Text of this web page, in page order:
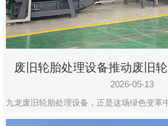
废旧轮胎处理设备推动废旧
2026-05-13
九龙废旧轮胎处理设备，正是这场绿色变革